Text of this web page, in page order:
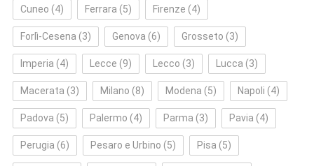
Cuneo (4) Ferrara (5) Firenze (4)
Forlì‑Cesena (3) Genova (6) Grosseto (3)
Imperia (4) Lecce (9) Lecco (3) Lucca (3)
Macerata (3) Milano (8) Modena (5) Napoli (4)
Padova (5) Palermo (4) Parma (3) Pavia (4)
Perugia (6) Pesaro e Urbino (5) Pisa (5)